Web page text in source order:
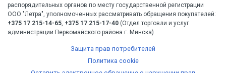
распорядительных органов по месту государственной регистрации
ООО "Летра", уполномоченных рассматривать обращения покупателей:
+375 17 215-14-65 +375 17 215-17-40 (Отдел торговли и услуг
администрации Первомайского района г. Минска)
Защита прав потребителей
Политика cookie